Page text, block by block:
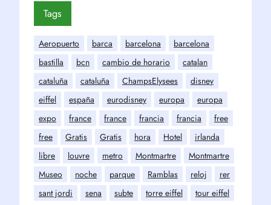
Tags
Aeropuerto barca barcelona
barcelona
bastilla
bcn cambio de horario
catalan
cataluña
cataluña ChampsElysees
disney
eiffel
españa eurodisney europa
europa
expo
france france francia francia
free
free
Gratis Gratis hora Hotel
irlanda
libre
louvre metro Montmartre
Montmartre
Museo
noche parque Ramblas reloj
rer
sant jordi
sena subte torre eiffel tour eiffel